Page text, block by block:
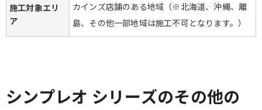
施工対象エリ
ア
カインズ店舗のある地域（※北海道、沖縄、離
島、その他一部地域は施工不可となります。）
シンプレオ シリーズのその他の